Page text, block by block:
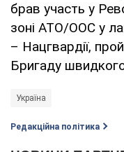
брав участь у
зоні АТО/ООС у
– Нацгвардії,
Бригаду
Україна
Редакційна політика